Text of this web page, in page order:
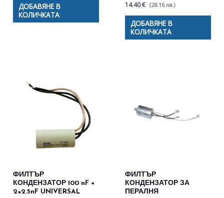
ДОБАВЯНЕ В
КОЛИЧКАТА
14.40 € (28.16 лв.)
ДОБАВЯНЕ В
КОЛИЧКАТА
ФИЛТЪР
КОНДЕНЗАТОР 100 nF +
2×2.5nF UNIVERSAL
ФИЛТЪР
КОНДЕНЗАТОР ЗА
ПЕРАЛНЯ